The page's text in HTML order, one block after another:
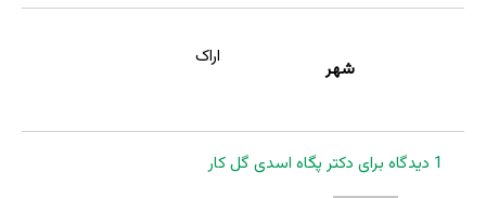
شهر
اراک
1 دیدگاه برای دکتر پگاه اسدی گل کار